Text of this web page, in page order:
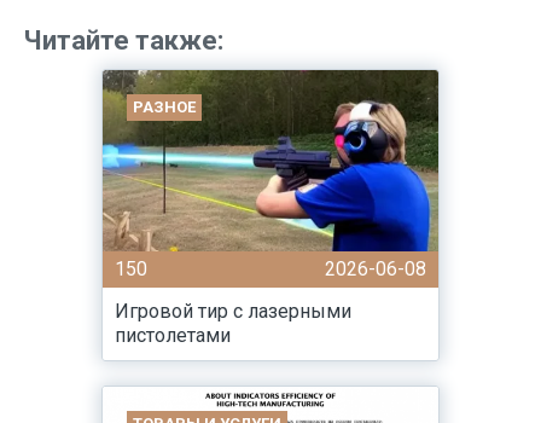
Читайте также:
РАЗНОЕ
150
2026-06-08
Игровой тир с лазерными
пистолетами